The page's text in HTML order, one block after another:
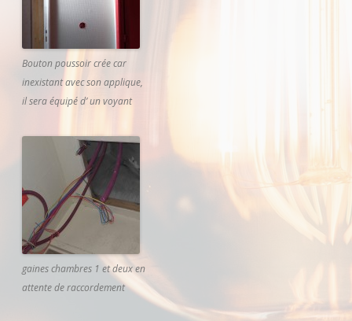
Bouton poussoir crée car
inexistant avec son applique,
il sera équipé d’ un voyant
gaines chambres 1 et deux en
attente de raccordement